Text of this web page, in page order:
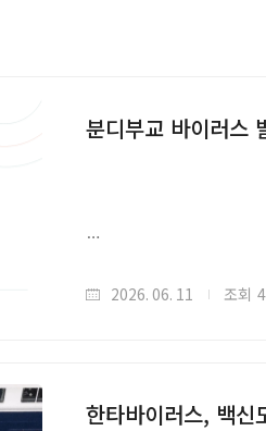
분디부교 바이러스
2026. 06. 11 조회
한타바이러스, 백